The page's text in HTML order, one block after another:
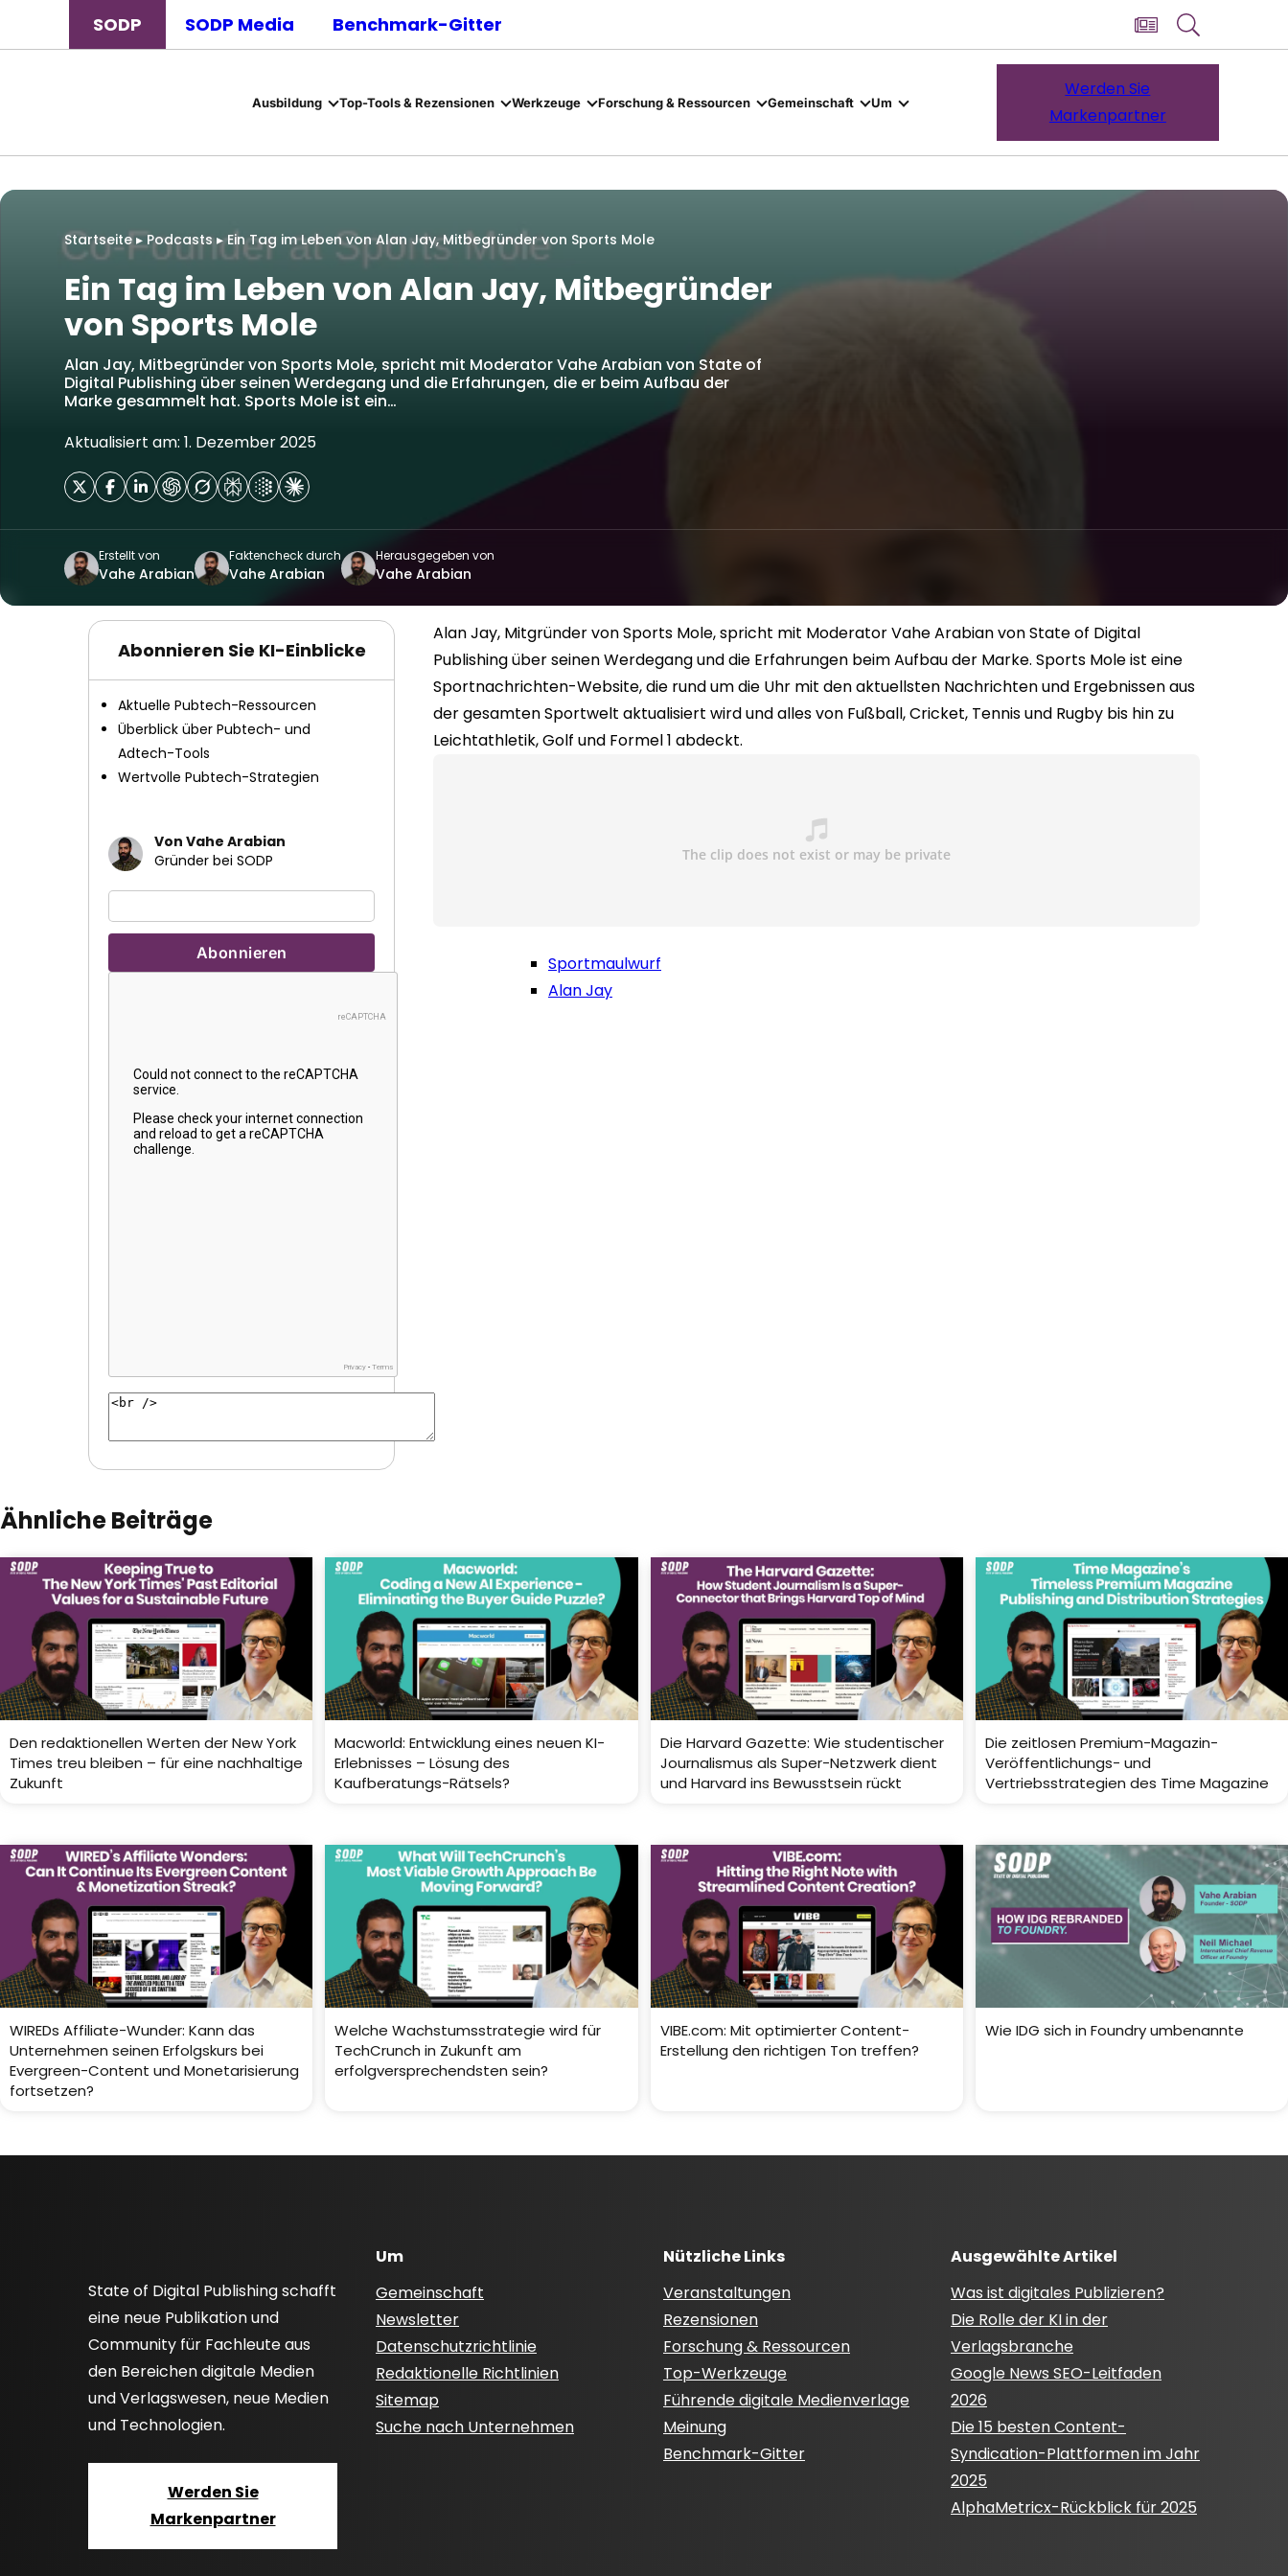
SODP SODP Media Benchmark-Gitter
Ausbildung Top-Tools & Rezensionen Werkzeuge Forschung & Ressourcen Gemeinschaft Um
Werden Sie
Markenpartner
Startseite▸Podcasts▸Ein Tag im Leben von Alan Jay, Mitbegründer von Sports Mole
Ein Tag im Leben von Alan Jay, Mitbegründer
von Sports Mole
Alan Jay, Mitbegründer von Sports Mole, spricht mit Moderator Vahe Arabian von State of
Digital Publishing über seinen Werdegang und die Erfahrungen, die er beim Aufbau der
Marke gesammelt hat. Sports Mole ist ein…
Aktualisiert am: 1. Dezember 2025
Erstellt von
Vahe Arabian
Faktencheck durch
Vahe Arabian
Herausgegeben von
Vahe Arabian
Abonnieren Sie KI-Einblicke
Aktuelle Pubtech-Ressourcen
Überblick über Pubtech- und
Adtech-Tools
Wertvolle Pubtech-Strategien
Von Vahe Arabian
Gründer bei SODP
Alan Jay, Mitgründer von Sports Mole, spricht mit Moderator Vahe Arabian von State of Digital
Publishing über seinen Werdegang und die Erfahrungen beim Aufbau der Marke. Sports Mole ist eine
Sportnachrichten-Website, die rund um die Uhr mit den aktuellsten Nachrichten und Ergebnissen aus
der gesamten Sportwelt aktualisiert wird und alles von Fußball, Cricket, Tennis und Rugby bis hin zu
Leichtathletik, Golf und Formel 1 abdeckt.
Sportmaulwurf
Alan Jay
Ähnliche Beiträge
Den redaktionellen Werten der New York
Times treu bleiben – für eine nachhaltige
Zukunft
Macworld: Entwicklung eines neuen KI-
Erlebnisses – Lösung des
Kaufberatungs-Rätsels?
Die Harvard Gazette: Wie studentischer
Journalismus als Super-Netzwerk dient
und Harvard ins Bewusstsein rückt
Die zeitlosen Premium-Magazin-
Veröffentlichungs- und
Vertriebsstrategien des Time Magazine
WIREDs Affiliate-Wunder: Kann das
Unternehmen seinen Erfolgskurs bei
Evergreen-Content und Monetarisierung
fortsetzen?
Welche Wachstumsstrategie wird für
TechCrunch in Zukunft am
erfolgversprechendsten sein?
VIBE.com: Mit optimierter Content-
Erstellung den richtigen Ton treffen?
Wie IDG sich in Foundry umbenannte
State of Digital Publishing schafft
eine neue Publikation und
Community für Fachleute aus
den Bereichen digitale Medien
und Verlagswesen, neue Medien
und Technologien.
Werden Sie
Markenpartner
Um
Gemeinschaft
Newsletter
Datenschutzrichtlinie
Redaktionelle Richtlinien
Sitemap
Suche nach Unternehmen
Nützliche Links
Veranstaltungen
Rezensionen
Forschung & Ressourcen
Top-Werkzeuge
Führende digitale Medienverlage
Meinung
Benchmark-Gitter
Ausgewählte Artikel
Was ist digitales Publizieren?
Die Rolle der KI in der
Verlagsbranche
Google News SEO-Leitfaden
2026
Die 15 besten Content-
Syndication-Plattformen im Jahr
2025
AlphaMetricx-Rückblick für 2025